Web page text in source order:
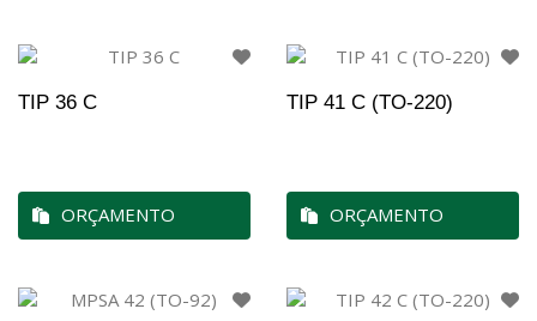
TIP 36 C
ORÇAMENTO
TIP 41 C (TO-220)
ORÇAMENTO